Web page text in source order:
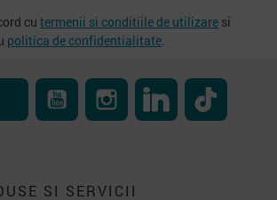
cu termenii si conditiile de utilizare si
politica de confidentialitate.
RSS YouTube InstagramLinkedIn
SI SERVICII